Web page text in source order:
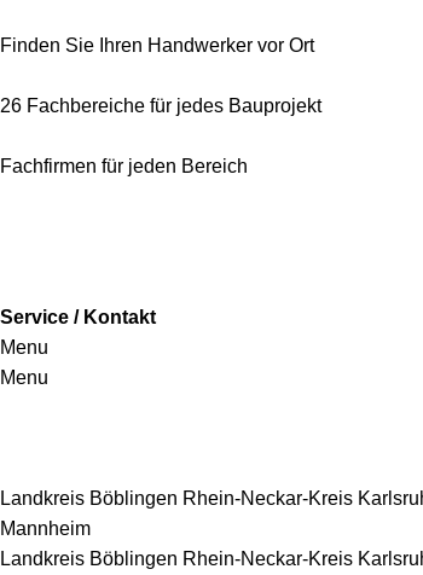
Finden Sie Ihren Handwerker vor Ort
26 Fachbereiche für jedes Bauprojekt
Fachfirmen für jeden Bereich
Service / Kontakt
Menu
Menu
Landkreis Böblingen Rhein-Neckar-Kreis
Mannheim
Landkreis Böblingen Rhein-Neckar-Kreis